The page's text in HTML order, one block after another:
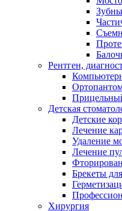
Рентген,
Детская
Детские
Лечение
Удаление
Лечение
Брекеты
Хирургия